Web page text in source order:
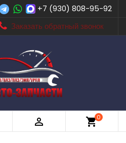
+7 (930) 808-95-92
Заказать обратный звонок
 shopping_cart0